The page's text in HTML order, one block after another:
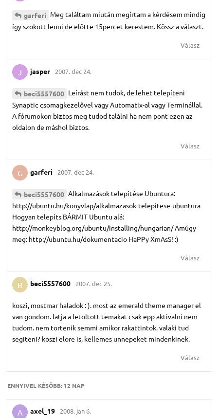
garferi Meg találtam miután megírtam a kérdésem mindig
így szokott lenni de előtte 15percet kerestem. Kössz a választ.
Válasz
J jasper 2007. dec 24.
beci5557600 Leírást nem tudok, de lehet telepíteni
Synaptic csomagkezelővel vagy Automatix-al vagy Terminállal.
A fórumokon biztos meg tudod találni ha nem pont ezen az
oldalon de máshol biztos.
Válasz
G garferi 2007. dec 24.
beci5557600 Alkalmazások telepítése Ubuntura:
http://ubuntu.hu/konyvlap/alkalmazasok-telepitese-ubuntura
Hogyan telepíts BÁRMIT Ubuntu alá:
http://monkeyblog.org/ubuntu/installing/hungarian/ Amúgy
meg: http://ubuntu.hu/dokumentacio HaPPy XmAsS! :)
Válasz
B beci5557600 2007. dec 25.
koszi, mostmar haladok : ). most az emerald theme manager el
van gondom. latja a letoltott temakat csak epp aktivalni nem
tudom. nem tortenik semmi amikor rakattintok. valaki tud
segiteni? koszi elore is, kellemes unnepeket mindenkinek.
Válasz
ENNYIVEL KÉSŐBB: 12 NAP
A axel_19 2008. jan 6.